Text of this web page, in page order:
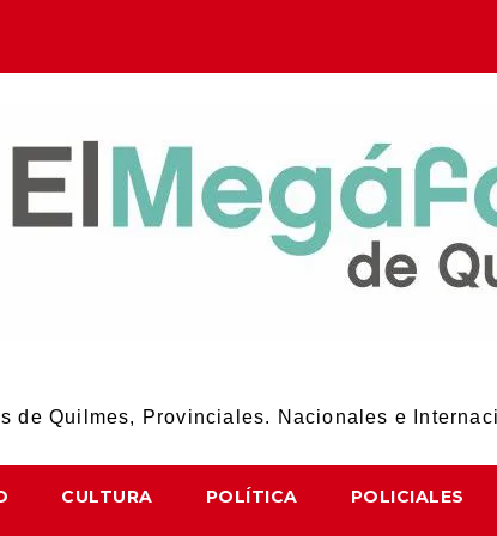
de Quilmes, Provinciales. Nacionales e
CULTURA POLÍTICA POLICIALES